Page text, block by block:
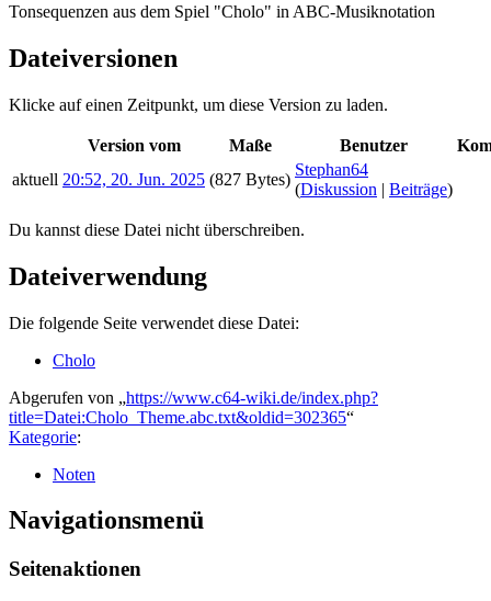
Tonsequenzen aus dem Spiel "Cholo" in ABC-Musiknotation
Dateiversionen
Klicke auf einen Zeitpunkt, um diese Version zu laden.
Version vom Maße Benutzer
aktuell 20:52, 20. Jun. 2025 (827 Bytes)
Stephan64
(Diskussion | Beiträge)
Du kannst diese Datei nicht überschreiben.
Dateiverwendung
Die folgende Seite verwendet diese Datei:
Cholo
Abgerufen von „https://www.c64-wiki.de/index.php?
title=Datei:Cholo_Theme.abc.txt&oldid=302365“
Kategorie:
Noten
Navigationsmenü
Seitenaktionen